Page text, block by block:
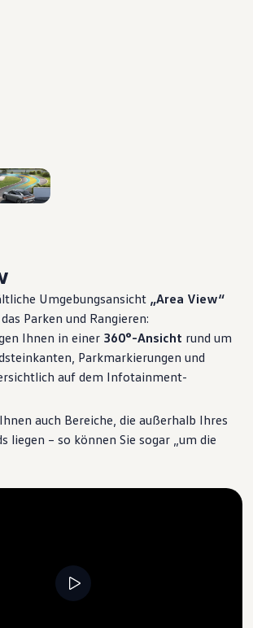
Umgebungsansicht „Area View“
Parken und Rangieren:
Ihnen in einer 360°-Ansicht rund um
Parkmarkierungen und
auf dem Infotainment-
auch Bereiche, die außerhalb Ihres
liegen – so können Sie sogar „um die